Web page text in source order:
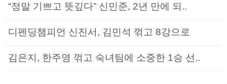
“정말 기쁘고 뜻깊다” 신민준, 2년 만에 되..
디펜딩챔피언 신진서, 김민석 꺾고 8강으로
김은지, 한주영 꺾고 숙녀팀에 소중한 1승 선..